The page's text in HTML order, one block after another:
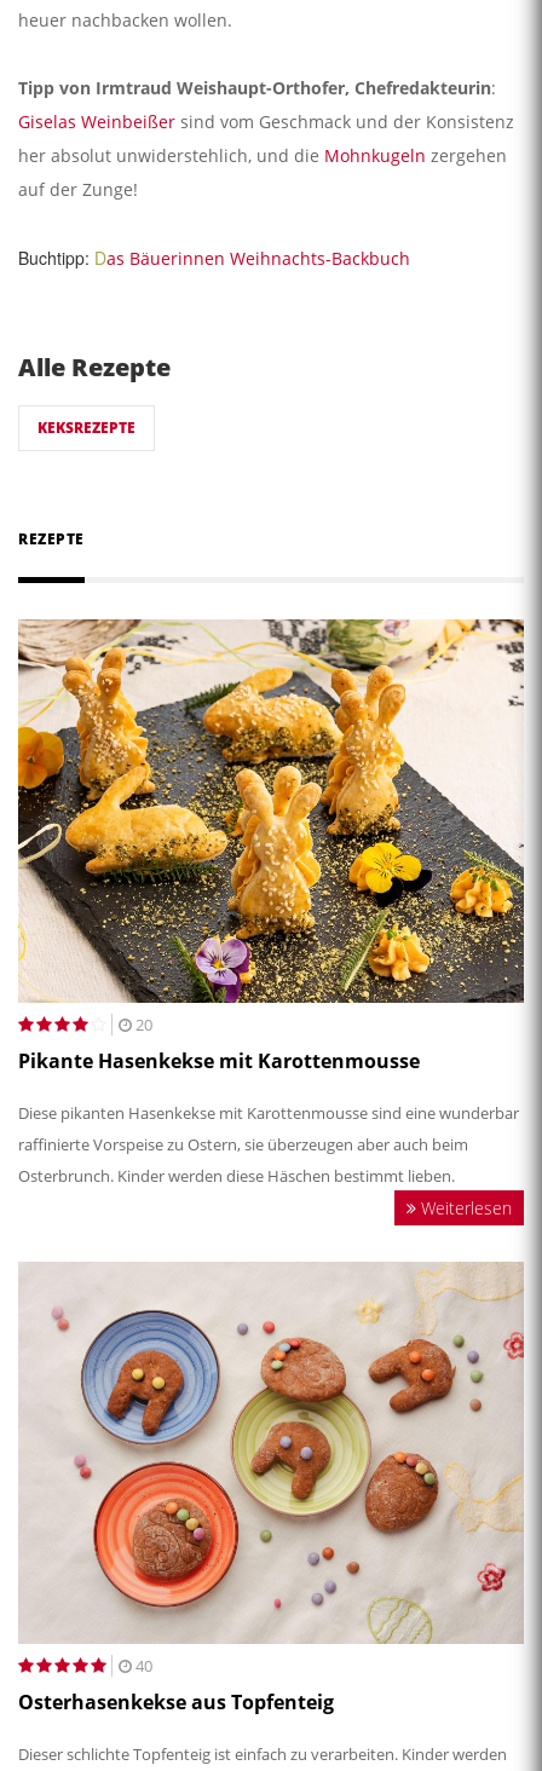
heuer nachbacken wollen.
Tipp von Irmtraud Weishaupt-Orthofer, Chefredakteurin:
Giselas Weinbeißer sind vom Geschmack und der Konsistenz
her absolut unwiderstehlich, und die Mohnkugeln zergehen
auf der Zunge!
Buchtipp: Das Bäuerinnen Weihnachts-Backbuch
Alle Rezepte
KEKSREZEPTE
REZEPTE
20
Pikante Hasenkekse mit Karottenmousse
Diese pikanten Hasenkekse mit Karottenmousse sind eine wunderbar
raffinierte Vorspeise zu Ostern, sie überzeugen aber auch beim
Osterbrunch. Kinder werden diese Häschen bestimmt lieben.
Weiterlesen
40
Osterhasenkekse aus Topfenteig
Dieser schlichte Topfenteig ist einfach zu verarbeiten. Kinder werden